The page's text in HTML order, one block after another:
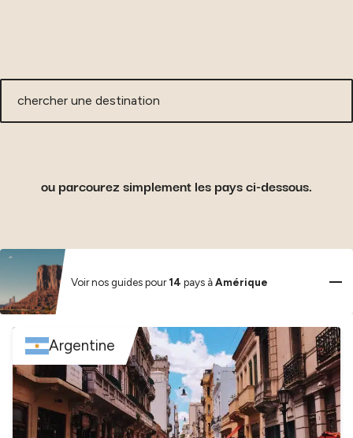
chercher
une
ou parcourez simplement les pays ci-dessous.
Voir nos guides pour14 pays àAmérique
Argentine